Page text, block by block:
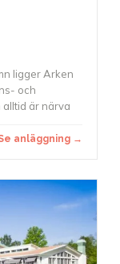
ligger Arken
och
är närva
anläggning →